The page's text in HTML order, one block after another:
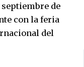
septiembre de
con la feria
del